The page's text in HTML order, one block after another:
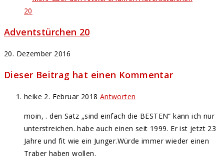
Adventstürchen 20
20. Dezember 2016
Dieser Beitrag hat einen Kommentar
heike 2. Februar 2018 Antworten
moin, . den Satz „sind einfach die BESTEN“ kann ich nur
unterstreichen. habe auch einen seit 1999. Er ist jetzt 23
Jahre und fit wie ein Junger.Würde immer wieder einen
Traber haben wollen.